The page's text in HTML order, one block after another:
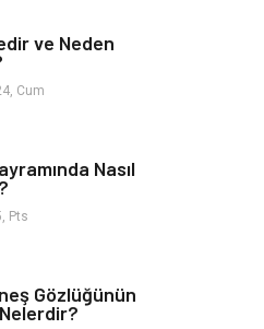
ve Neden
Cum
Nasıl
Pts
Gözlüğünün